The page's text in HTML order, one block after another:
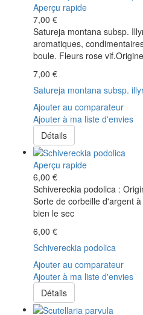
Aperçu rapide
7,00 €
Satureja montana subsp.
aromatiques,
boule. Fleurs rose
7,00 €
Satureja montana subsp.
Ajouter au comparateur
Ajouter à ma liste d'envies
Détails
Aperçu rapide
6,00 €
Schivereckia podolica :
Sorte de corbeille d'argent
bien le sec
6,00 €
Schivereckia podolica
Ajouter au comparateur
Ajouter à ma liste d'envies
Détails